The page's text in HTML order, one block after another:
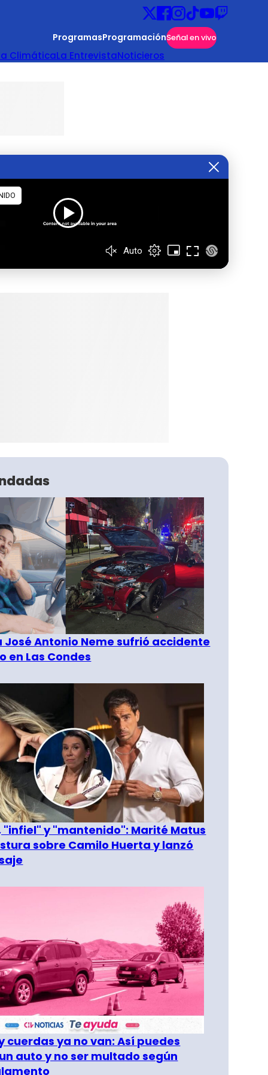
ProgramasProgramaciónSeñal en vivo
ClimáticaLa EntrevistaNoticieros
José Antonio Neme sufrió accidente
en Las Condes
"infiel" y "mantenido": Marité Matus
sobre Camilo Huerta y lanzó
cuerdas ya no van: Así puedes
auto y no ser multado según